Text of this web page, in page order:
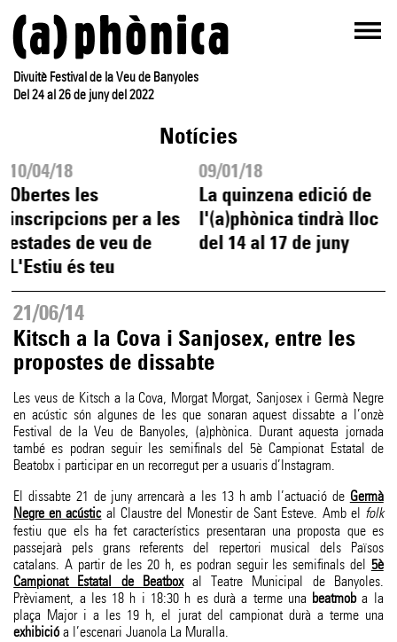
Divuitè Festival de la Veu de Banyoles
Del 24 al 26 de juny del 2022
Notícies
10/04/18
Obertes les
inscripcions per a les
estades de veu de
L'Estiu és teu
09/01/18
La quinzena edició de
l'(a)phònica tindrà lloc
del 14 al 17 de juny
21/06/14
Kitsch a la Cova i Sanjosex, entre les
propostes de dissabte
Les veus de Kitsch a la Cova, Morgat Morgat, Sanjosex i Germà Negre
en acústic són algunes de les que sonaran aquest dissabte a l’onzè
Festival de la Veu de Banyoles, (a)phònica. Durant aquesta jornada
també es podran seguir les semifinals del 5è Campionat Estatal de
Beatobx i participar en un recorregut per a usuaris d’Instagram.
El dissabte 21 de juny arrencarà a les 13 h amb l’actuació de Germà
Negre en acústical Claustre del Monestir de Sant Esteve. Amb el folk
festiu que els ha fet característics presentaran una proposta que es
passejarà pels grans referents del repertori musical dels Països
catalans. A partir de les 20 h, es podran seguir les semifinals del 5è
Campionat Estatal de Beatboxal Teatre Municipal de Banyoles.
Prèviament, a les 18 h i 18:30 h es durà a terme una beatmoba la
plaça Major i a les 19 h, el jurat del campionat durà a terme una
exhibició a l’escenari Juanola La Muralla.